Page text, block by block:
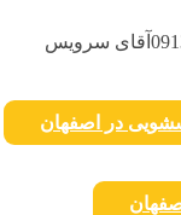
آقای سرویس
در اصفهان